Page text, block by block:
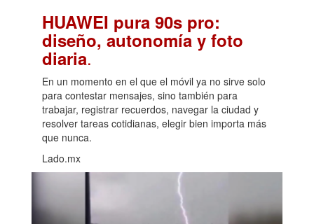
HUAWEI pura 90s pro:
diseño, autonomía y foto
diaria.
En un momento en el que el móvil ya no sirve solo
para contestar mensajes, sino también para
trabajar, registrar recuerdos, navegar la ciudad y
resolver tareas cotidianas, elegir bien importa más
que nunca.
Lado.mx